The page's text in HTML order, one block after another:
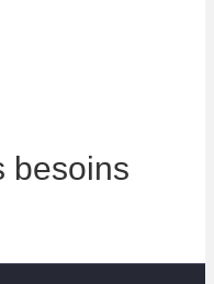
besoins